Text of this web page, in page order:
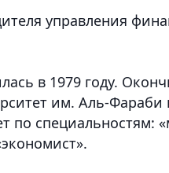
управления
в 1979 году.
им. Аль-Фараби
по специальностям: